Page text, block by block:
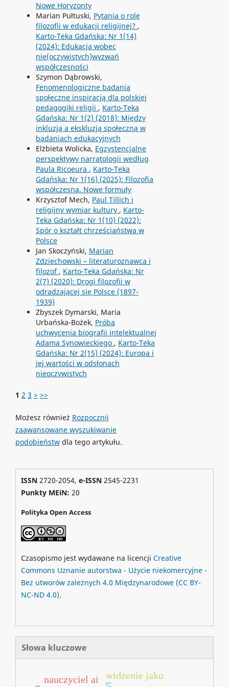
Nowe Horyzonty
Marian Pułtuski, Pytania o rolę
filozofii w edukacji religijnej? ,
Karto-Teka Gdańska: Nr 1(14)
(2024): Edukacja wobec
nie(oczywistych)wyzwań
współczesności
Szymon Dąbrowski,
Fenomenologiczne badania
społeczne inspiracją dla polskiej
pedagogiki religii , Karto-Teka
Gdańska: Nr 1(2) (2018): Między
inkluzją a ekskluzją społeczną w
badaniach edukacyjnych
Elżbieta Wolicka, Egzystencjalne
perspektywy narratologii według
Paula Ricoeura , Karto-Teka
Gdańska: Nr 1(16) (2025): Filozofia
współczesna. Nowe formuły
Krzysztof Mech, Paul Tillich i
religijny wymiar kultury , Karto-
Teka Gdańska: Nr 1(10) (2022):
Spór o kształt chrześciaństwa w
Polsce
Jan Skoczyński, Marian
Zdziechowski – literaturoznawca i
filozof , Karto-Teka Gdańska: Nr
2(7) (2020): Drogi filozofii w
odradzającej się Polsce (1897-
1939)
Zbyszek Dymarski, Maria
Urbańska-Bożek, Próba
uchwycenia biografii intelektualnej
Adama Synowieckiego , Karto-Teka
Gdańska: Nr 2(15) (2024): Europa i
jej wartości w odsłonach
nieoczywistych
1 2 3 > >>
Możesz również Rozpocznij
zaawansowane wyszukiwanie
podobieństwdla tego artykułu.
ISSN2720-2054, e-ISSN2545-2231
Punkty MEiN: 20
Polityka Open Access
Czasopismo jest wydawane na licencji Creative
Commons Uznanie autorstwa - Użycie niekomercyjne -
Bez utworów zależnych 4.0 Międzynarodowe (CC BY-
NC-ND 4.0).
Słowa kluczowe
widzenie jako
nauczyciel ai